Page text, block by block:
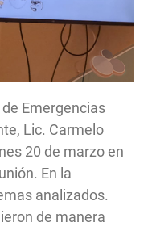
Emergencias
Lic. Carmelo
20 de marzo en
En la
analizados.
de manera